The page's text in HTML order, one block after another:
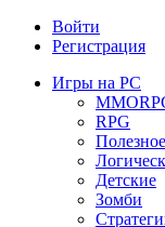
Войти
Регистрация
Игры на PC
RPG
Полезное
Детские
Зомби